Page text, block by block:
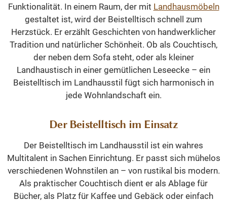
Funktionalität. In einem Raum, der mit Landhausmöbeln
gestaltet ist, wird der Beistelltisch schnell zum
Herzstück. Er erzählt Geschichten von handwerklicher
Tradition und natürlicher Schönheit. Ob als Couchtisch,
der neben dem Sofa steht, oder als kleiner
Landhaustisch in einer gemütlichen Leseecke – ein
Beistelltisch im Landhausstil fügt sich harmonisch in
jede Wohnlandschaft ein.
Der Beistelltisch im Einsatz
Der Beistelltisch im Landhausstil ist ein wahres
Multitalent in Sachen Einrichtung. Er passt sich mühelos
verschiedenen Wohnstilen an – von rustikal bis modern.
Als praktischer Couchtisch dient er als Ablage für
Bücher, als Platz für Kaffee und Gebäck oder einfach